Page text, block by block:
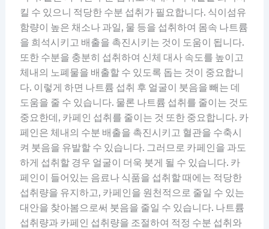
킬 수 있으니 적당한 수분 섭취가 필요합니다. 식이섬유
함량이 높은 채소나 과일, 물 등을 섭취하여 몸속 나트륨
을 희석시키고 배출을 촉진시키는 것이 도움이 됩니다.
또한 수분을 충분히 섭취하여 신체 대사 속도를 높이고
체내의 노폐물을 배출할 수 있도록 돕는 것이 중요합니
다. 이렇게 하면 나트륨 섭취 후 얼굴이 붓음을 빼는 데
도움을 줄 수 있습니다. 물론 나트륨 섭취를 줄이는 것도
중요한데, 카페인 섭취를 줄이는 것 또한 중요합니다. 카
페인은 체내의 수분 배출을 촉진시키고 혈관을 수축시
켜 붓음을 유발할 수 있습니다. 그러므로 카페인을 과도
하게 섭취할 경우 얼굴이 더욱 붓게 될 수 있습니다. 카
페인이 들어있는 음료나 식품을 섭취할 때에는 적당한
섭취량을 유지하고, 카페인을 원천적으로 줄일 수 있는
대안을 찾아봄으로써 붓음을 줄일 수 있습니다. 나트륨
섭취량과 카페인 섭취량을 조절하여 적정 수분 섭취와